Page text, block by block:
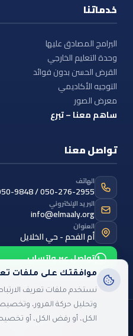
خدماتنا
البرامج المصادق عليها
وحدة التعليم الخارجي
القرض الحسن بدون فوائد
التوجيه الأكاديمي
معرض الصور
ساهم معنا – تبرع
تواصل معنا
الهاتف
9848 / 050-276-2955
البريد الإلكتروني
info@elmaaly.org
العنوان
أم الفحم - حي الخلايل
تواصل عبر واتساب
©
2026جمعية
موافقتك على ملفات
نستخدم ملفات تعريف
وتحليل حركة المرور،
الكل، أو رفض الكل، أو